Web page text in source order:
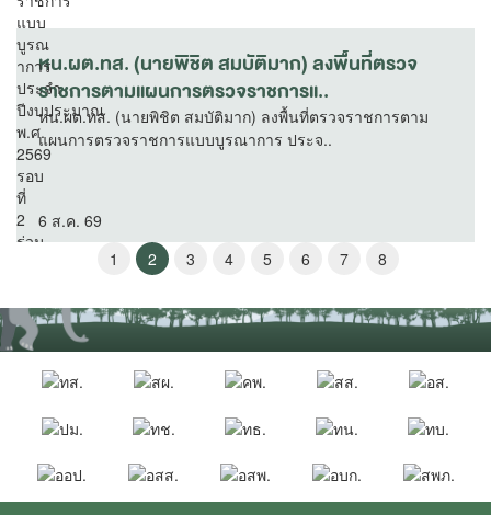
หน.ผต.ทส. (นายพิชิต สมบัติมาก) ลงพื้นที่ตรวจ
ราชการตามแผนการตรวจราชการแ..
หน.ผต.ทส. (นายพิชิต สมบัติมาก) ลงพื้นที่ตรวจราชการตาม
แผนการตรวจราชการแบบบูรณาการ ประจ..
6 ส.ค. 69
1
2 3 4 5 6 7 8